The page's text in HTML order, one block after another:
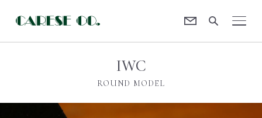
IWC
ROUND MODEL